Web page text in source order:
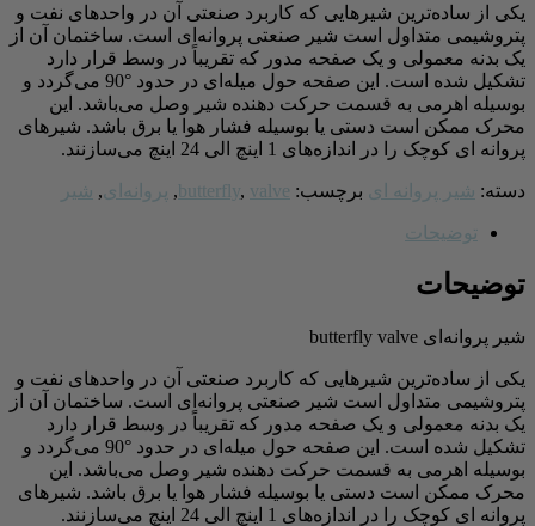
یکی از ساده‌ترین شیرهایی که کاربرد صنعتی آن در واحدهای نفت و
پتروشیمی متداول است شیر صنعتی پروانه‌ای است. ساختمان آن از
یک بدنه معمولی و یک صفحه مدور که تقریباً در وسط قرار دارد
تشکیل شده است. این صفحه حول میله‌ای در حدود °90 می‌گردد و
بوسیله اهرمی به قسمت حرکت دهنده شیر وصل می‌باشد. این
محرک ممکن است دستی یا بوسیله فشار هوا یا برق باشد. شیرهای
پروانه ای کوچک را در اندازه‌های 1 اینچ الی 24 اینچ می‌سازنند.
دسته: شیر پروانه ای برچسب: butterfly, valve
, پروانه‌ای, شیر
توضیحات
توضیحات
شیر پروانه‌ای butterfly valve
یکی از ساده‌ترین شیرهایی که کاربرد صنعتی آن در واحدهای نفت و
پتروشیمی متداول است شیر صنعتی پروانه‌ای است. ساختمان آن از
یک بدنه معمولی و یک صفحه مدور که تقریباً در وسط قرار دارد
تشکیل شده است. این صفحه حول میله‌ای در حدود °90 می‌گردد و
بوسیله اهرمی به قسمت حرکت دهنده شیر وصل می‌باشد. این
محرک ممکن است دستی یا بوسیله فشار هوا یا برق باشد. شیرهای
پروانه ای کوچک را در اندازه‌های 1 اینچ الی 24 اینچ می‌سازنند.